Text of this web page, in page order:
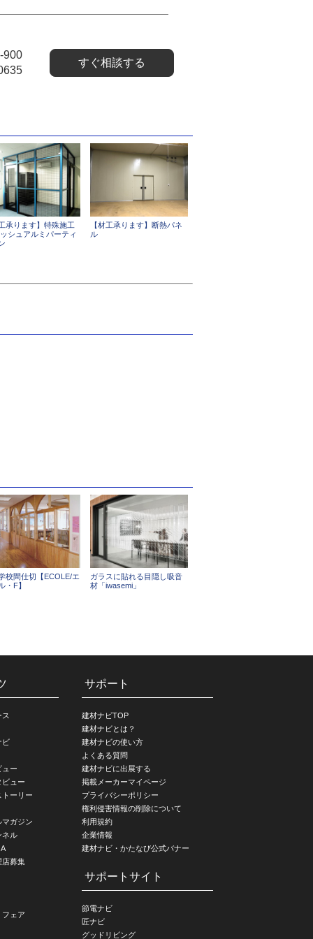
900
すぐ相談する
承ります】特殊施工
シュアルミパーティ
【材工承ります】断熱パネ
ル
校間仕切【ECOLE/エ
・F】
ガラスに貼れる目隠し吸音
材「iwasemi」
ビ
ュー
ビュー
ーリー
ガジン
ネル
店募集
フェア
サポート
建材ナビTOP
建材ナビとは？
建材ナビの使い方
よくある質問
建材ナビに出展する
掲載メーカーマイページ
プライバシーポリシー
権利侵害情報の削除について
利用規約
企業情報
建材ナビ・かたなび公式バナー
サポートサイト
節電ナビ
匠ナビ
グッドリビング